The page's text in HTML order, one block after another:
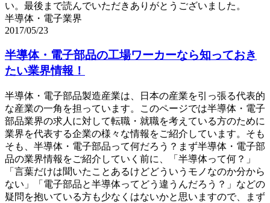
い。最後まで読んでいただきありがとうございました。
半導体・電子業界
2017/05/23
半導体・電子部品の工場ワーカーなら知っておき
たい業界情報！
半導体・電子部品製造産業は、日本の産業を引っ張る代表的
な産業の一角を担っています。このページでは半導体・電子
部品業界の求人に対して転職・就職を考えている方のために
業界を代表する企業の様々な情報をご紹介しています。そも
そも、半導体・電子部品って何だろう？まず半導体・電子部
品の業界情報をご紹介していく前に、「半導体って何？」
「言葉だけは聞いたことあるけどどういうモノなのか分から
ない」「電子部品と半導体ってどう違うんだろう？」などの
疑問を抱いている方も少なくはないかと思いますので、まず